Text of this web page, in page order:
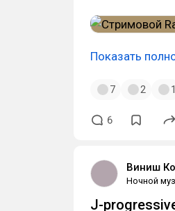
Показать
7 2 1
6
Виниш
Ночной
J-